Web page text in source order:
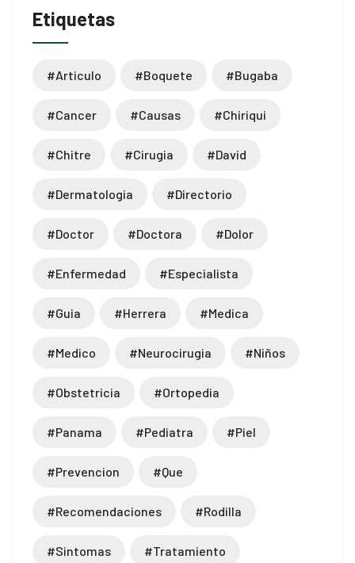
Etiquetas
#articulo #boquete #bugaba
#cancer #causas #chiriqui
#chitre #cirugia #david
#dermatologia #directorio
#doctor #doctora #dolor
#enfermedad #especialista
#guia #herrera #medica
#medico #neurocirugia #niños
#obstetricia #ortopedia
#panama #pediatra #piel
#prevencion #que
#recomendaciones #rodilla
#sintomas #tratamiento